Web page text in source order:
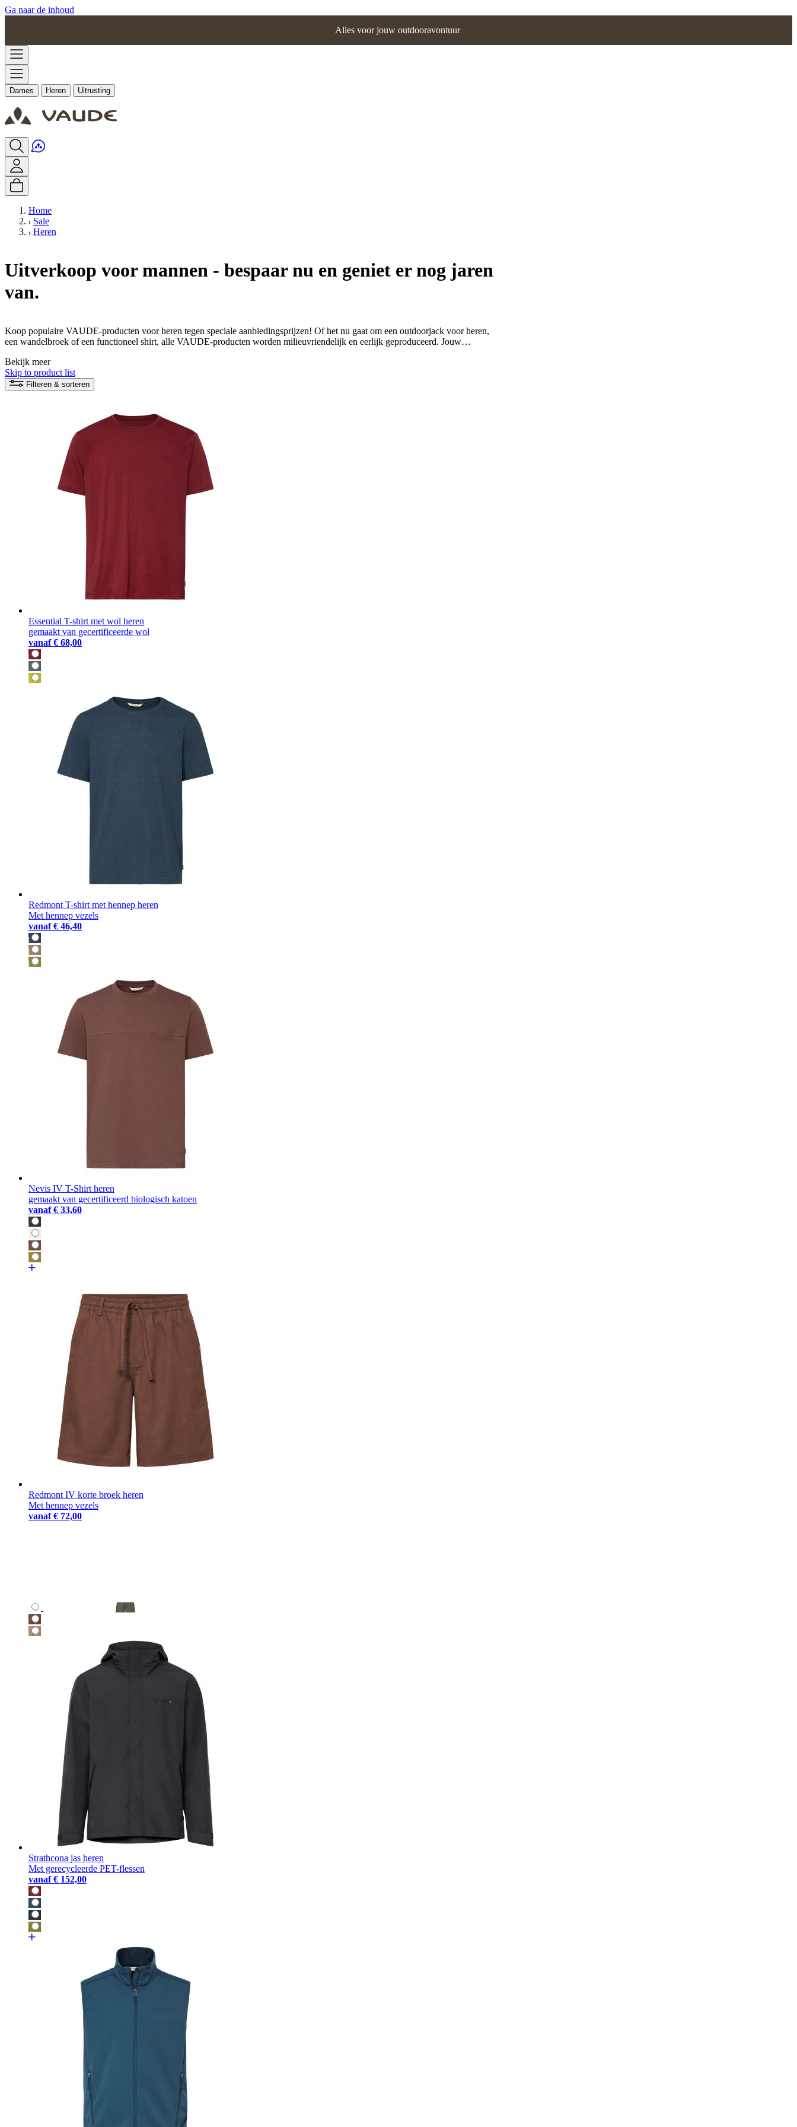
Ga naar de inhoud
Alles voor jouw outdooravontuur
Dames Heren Uitrusting
Home
Sale
Heren
Uitverkoop voor mannen - bespaar nu en geniet er nog jaren
van.
Koop populaire VAUDE-producten voor heren tegen speciale aanbiedingsprijzen! Of het nu gaat om een outdoorjack voor heren,
een wandelbroek of een functioneel shirt, alle VAUDE-producten worden milieuvriendelijk en eerlijk geproduceerd. Jouw
Bekijk meer
Skip to product list
Filteren & sorteren
Essential T-shirt met wol heren
gemaakt van gecertificeerde wol
vanaf € 68,00
Redmont T-shirt met hennep heren
Met hennep vezels
vanaf € 46,40
Nevis IV T-Shirt heren
gemaakt van gecertificeerd biologisch katoen
vanaf € 33,60
Redmont IV korte broek heren
Met hennep vezels
vanaf € 72,00
Strathcona jas heren
Met gerecycleerde PET-flessen
vanaf € 152,00